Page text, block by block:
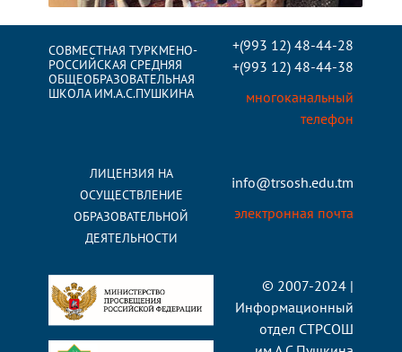
СОВМЕСТНАЯ ТУРКМЕНО-
РОССИЙСКАЯ СРЕДНЯЯ
ОБЩЕОБРАЗОВАТЕЛЬНАЯ
ШКОЛА ИМ.А.С.ПУШКИНА
ЛИЦЕНЗИЯ НА
ОСУЩЕСТВЛЕНИЕ
ОБРАЗОВАТЕЛЬНОЙ
ДЕЯТЕЛЬНОСТИ
+(993 12) 48-44-28
+(993 12) 48-44-38
многоканальный
телефон
info@trsosh.edu.tm
электронная почта
© 2007-2024 |
Информационный
отдел СТРСОШ